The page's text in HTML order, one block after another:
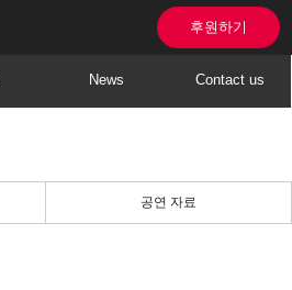
News Contact us
후원하기
공연 자료